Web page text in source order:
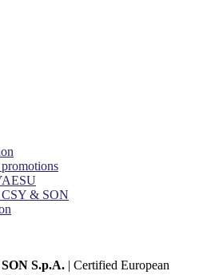
CSY & SON
S.p.A. | Certified European